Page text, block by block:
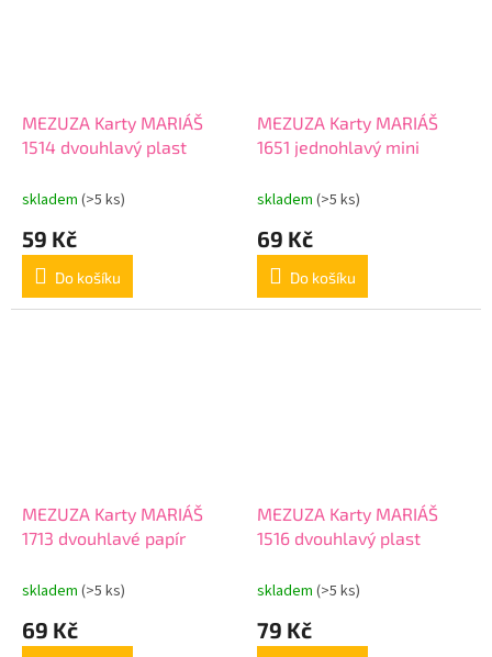
MEZUZA Karty MARIÁŠ
1514 dvouhlavý plast
skladem (>5 ks)
59 Kč
Do košíku
MEZUZA Karty MARIÁŠ
1651 jednohlavý mini
skladem (>5 ks)
69 Kč
Do košíku
MEZUZA Karty MARIÁŠ
1713 dvouhlavé papír
skladem (>5 ks)
69 Kč
MEZUZA Karty MARIÁŠ
1516 dvouhlavý plast
skladem (>5 ks)
79 Kč